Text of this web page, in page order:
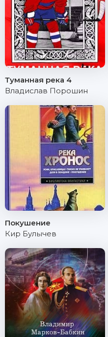
Туманная река 4
Владислав Порошин
Покушение
Кир Булычев